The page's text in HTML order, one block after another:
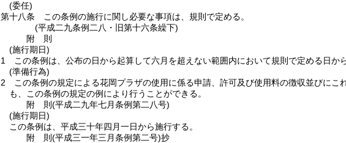
(委任)
第十八条
この条例の施行に関し必要な事項は、規則で定める。
(平成二九条例二八・旧第十六条繰下)
附 則
(施行期日)
1
この条例は、公布の日から起算して六月を超えない範囲内において規則で定める日か
(準備行為)
2
この条例の規定による花岡プラザの使用に係る申請、許可及び使用料の徴収並びに
も、この条例の規定の例により行うことができる。
附 則(平成二九年七月条例第二八号)
(施行期日)
この条例は、平成三十年四月一日から施行する。
附 則(平成三一年三月条例第二号)抄